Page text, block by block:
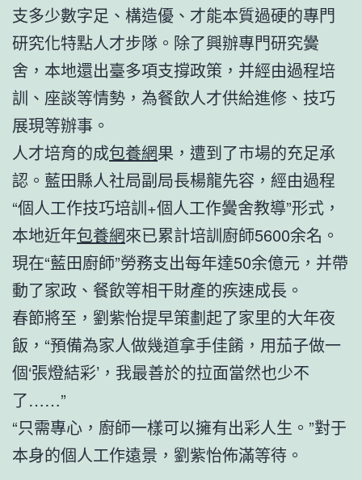
支多少數字足、構造優、才能本質過硬的專門
研究化特點人才步隊。除了興辦專門研究黌
舍，本地還出臺多項支撐政策，并經由過程培
訓、座談等情勢，為餐飲人才供給進修、技巧
展現等辦事。
人才培育的成包養網果，遭到了市場的充足承
認。藍田縣人社局副局長楊龍先容，經由過程
“個人工作技巧培訓+個人工作黌舍教導”形式，
本地近年包養網來已累計培訓廚師5600余名。
現在“藍田廚師”勞務支出每年達50余億元，并帶
動了家政、餐飲等相干財產的疾速成長。
春節將至，劉紫怡提早策劃起了家里的大年夜
飯，“預備為家人做幾道拿手佳餚，用茄子做一
個‘張燈結彩’，我最善於的拉面當然也少不
了……”
“只需專心，廚師一樣可以擁有出彩人生。”對于
本身的個人工作遠景，劉紫怡佈滿等待。